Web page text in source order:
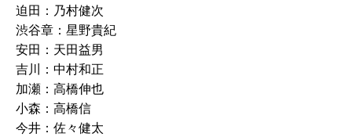
迫田：乃村健次
渋谷章：星野貴紀
安田：天田益男
吉川：中村和正
加瀬：高橋伸也
小森：高橋信
今井：佐々健太